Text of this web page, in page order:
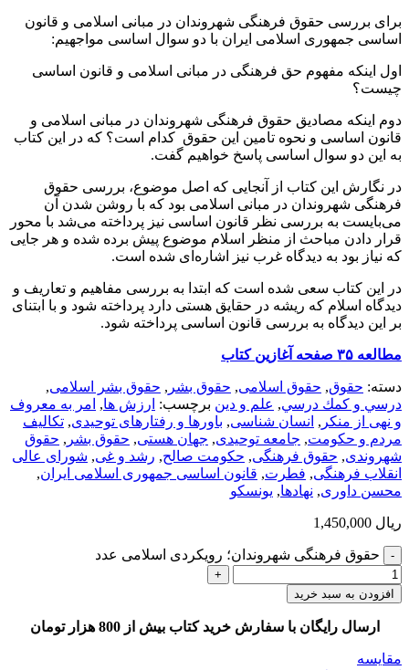
برای بررسی حقوق فرهنگی شهروندان در مبانی اسلامی و قانون
اساسی جمهوری اسلامی ایران با دو سوال اساسی مواجهیم:
اول اینکه مفهوم حق فرهنگی در مبانی اسلامی و قانون اساسی
چیست؟
دوم اینکه مصادیق حقوق فرهنگی شهروندان در مبانی اسلامی و
قانون اساسی و نحوه تامین این حقوق کدام است؟ که در این کتاب
به این دو سوال اساسی پاسخ خواهیم گفت.
در نگارش این کتاب از آنجایی که اصل موضوع، بررسی حقوق
فرهنگی شهروندان در مبانی اسلامی بود که با روشن شدن آن
می‌بایست به بررسی نظر قانون اساسی نیز پرداخته می‌شد با محور
قرار دادن مباحث از منظر اسلام موضوع پیش برده شده و هر جایی
که نیاز بود به دیدگاه غرب نیز اشاره‌ای شده است.
در این کتاب سعی شده است که ابتدا به بررسی مفاهیم و تعاریف و
دیدگاه اسلام که ریشه در حقایق هستی دارد پرداخته شود و با ابتنای
بر این دیدگاه به بررسی قانون اساسی پرداخته شود.
مطالعه ۳۵ صفحه آغازین کتاب
دسته: حقوق, حقوق اسلامی, حقوق بشر , حقوق بشر اسلامی,
درسي و كمك درسي, علم و دین برچسب: ارزش ها, امر به معروف
و نهی از منکر , انسان شناسی, باورها و رفتارهای توحیدی, تکالیف
مردم و حکومت, جامعه توحیدی, جهان هستی, حقوق بشر , حقوق
شهروندی, حقوق فرهنگی, حکومت صالح, رشد و غی, شورای عالی
انقلاب فرهنگی, فطرت, قانون اساسی جمهوری اسلامی ایران,
محسن داوری, نهادها, یونسکو
ریال
حقوق فرهنگی شهروندان؛ رویکردی اسلامی عدد
افزودن به سبد خرید
ارسال رایگان با سفارش خرید کتاب بیش از 800 هزار تومان
مقایسه